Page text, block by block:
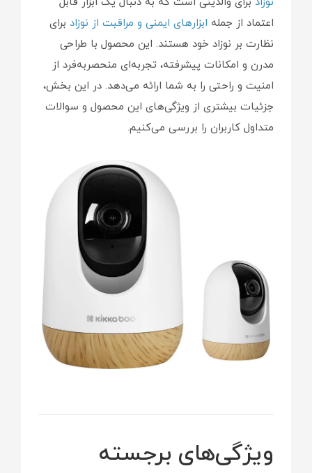
اعتماد از جمله ابزارهای ایمنی و مراقبت از نوزاد برای
نظارت بر نوزاد خود هستند. این محصول با طراحی
مدرن و امکانات پیشرفته، تجربه‌ای منحصربه‌فرد از
امنیت و راحتی را به شما ارائه می‌دهد. در این بخش،
جزئیات بیشتری از ویژگی‌های این محصول و سوالات
متداول کاربران را بررسی می‌کنیم.
ویژگی‌های برجسته